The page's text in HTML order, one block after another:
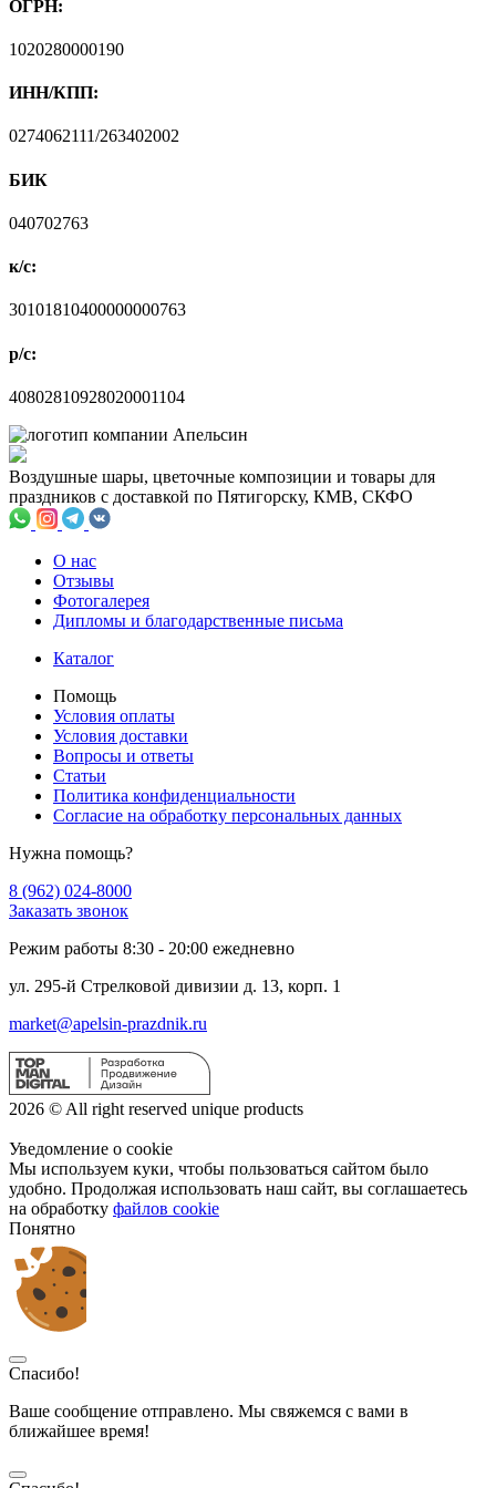
ОГРН:
1020280000190
ИНН/КПП:
0274062111/263402002
БИК
040702763
к/с:
30101810400000000763
р/с:
40802810928020001104
Воздушные шары, цветочные композиции и товары для
праздников с доставкой по Пятигорску, КМВ, СКФО
О нас
Отзывы
Фотогалерея
Дипломы и благодарственные письма
Каталог
Помощь
Условия оплаты
Условия доставки
Вопросы и ответы
Статьи
Политика конфиденциальности
Cогласие на обработку персональных данных
Нужна помощь?
8 (962) 024-8000
Заказать звонок
Режим работы 8:30 - 20:00 ежедневно
ул. 295-й Стрелковой дивизии д. 13, корп. 1
market@apelsin-prazdnik.ru
2026 © All right reserved unique products
Уведомление о cookie
Мы используем куки, чтобы пользоваться сайтом было
удобно. Продолжая использовать наш сайт, вы соглашаетесь
на обработку файлов cookie
Понятно
Спасибо!
Ваше сообщение отправлено. Мы свяжемся с вами в
ближайшее время!